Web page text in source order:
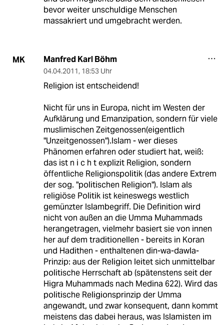
bevor weiter unschuldige Menschen
massakriert und umgebracht werden.
MK Manfred Karl Böhm
04.04.2011, 18:53 Uhr
Religion ist entscheidend!
Nicht für uns in Europa, nicht im Westen der
Aufklärung und Emanzipation, sondern für viele
muslimischen Zeitgenossen(eigentlich
"Unzeitgenossen").Islam - wer dieses
Phänomen erfahren oder studiert hat, weiß:
das ist n i c h t explizit Religion, sondern
öffentliche Religionspolitik (das andere Extrem
der sog. "politischen Religion"). Islam als
religiöse Politik ist keineswegs westlich
gemünzter Islambegriff. Die Definition wird
nicht von außen an die Umma Muhammads
herangetragen, vielmehr basiert sie von innen
her auf dem traditionellen - bereits in Koran
und Hadithen - enthaltenen din-wa-dawla-
Prinzip: aus der Religion leitet sich unmittelbar
politische Herrschaft ab (spätenstens seit der
Higra Muhammads nach Medina 622). Wird das
politische Religionsprinzip der Umma
angewandt, und zwar konsequent, dann kommt
meistens das dabei heraus, was Islamisten im